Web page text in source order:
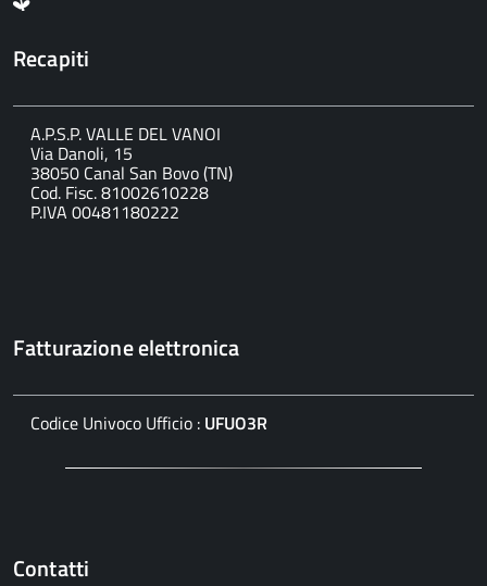
Recapiti
A.P.S.P. VALLE DEL VANOI
Via Danoli, 15
38050 Canal San Bovo (TN)
Cod. Fisc. 81002610228
P.IVA 00481180222
Fatturazione elettronica
Codice Univoco Ufficio : UFUO3R
Contatti